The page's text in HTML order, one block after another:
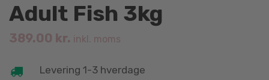
Adult Fish 3kg
389.00 kr. inkl. moms
Levering 1-3 hverdage